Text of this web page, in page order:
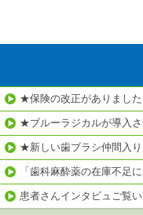
★保険の改正がありまし
★ブルーラジカルが導入
★新しい歯ブラシ仲間入
「歯科麻酔薬の在庫不足に
患者さんインタビュご覧